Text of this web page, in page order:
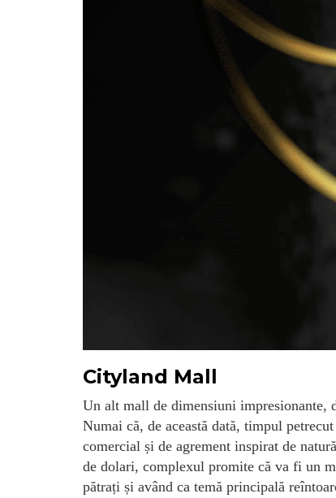
Cityland Mall
Un alt mall de dimensiuni
Numai că, de această dată, timpul
comercial și de agrement inspirat de
de dolari, complexul promite că va fi un
pătrați și având ca temă principală